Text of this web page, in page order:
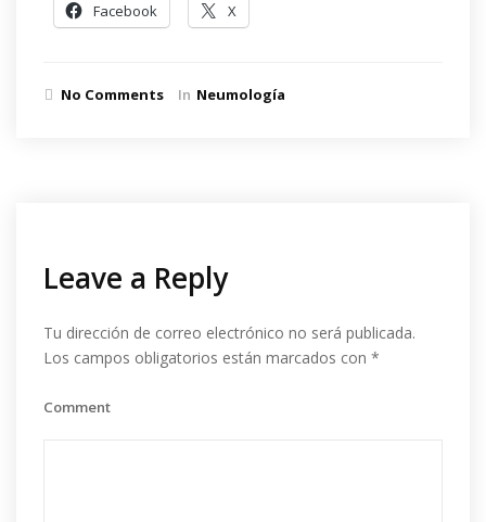
Facebook X
No Comments In Neumología
Leave a Reply
Tu dirección de correo electrónico no será publicada.
Los campos obligatorios están marcados con *
Comment